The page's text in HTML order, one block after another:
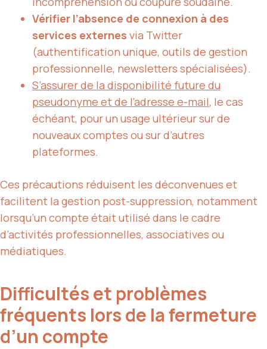
Vérifier l’absence de connexion à des
services externes via Twitter
(authentification unique, outils de gestion
professionnelle, newsletters spécialisées).
S’assurer de la disponibilité future du
pseudonyme et de l’adresse e-mail, le cas
échéant, pour un usage ultérieur sur de
nouveaux comptes ou sur d’autres
plateformes.
Ces précautions réduisent les déconvenues et
facilitent la gestion post-suppression, notamment
lorsqu’un compte était utilisé dans le cadre
d’activités professionnelles, associatives ou
médiatiques.
Difficultés et problèmes
fréquents lors de la fermeture
d’un compte